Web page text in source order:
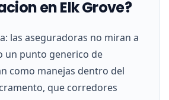
en Elk Grove?
las aseguradoras no miran a
un punto generico de
como manejas dentro del
que corredores